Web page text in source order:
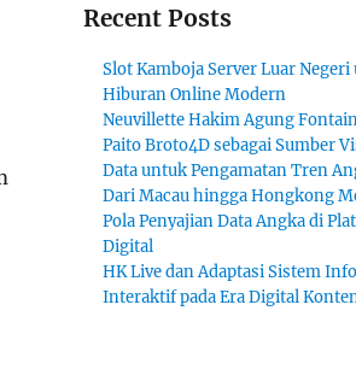
Recent Posts
Slot Kamboja Server Luar
Hiburan Online Modern
Neuvillette Hakim Agung
Paito Broto4D sebagai Sumber
Data untuk Pengamatan Tren
Dari Macau hingga Hongkong
Pola Penyajian Data Angka di
Digital
HK Live dan Adaptasi Sistem
Interaktif pada Era Digital